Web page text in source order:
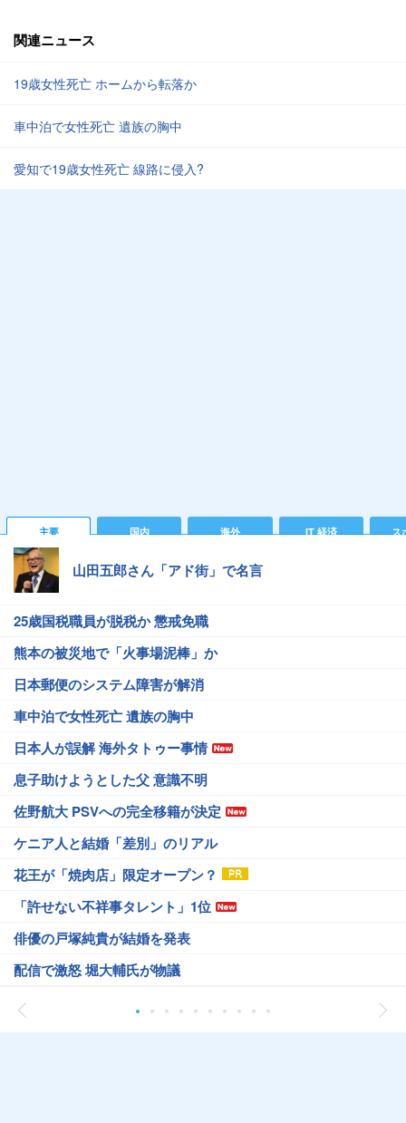
関連ニュース
19歳女性死亡 ホームから転落か
車中泊で女性死亡 遺族の胸中
愛知で19歳女性死亡 線路に侵入?
主要 国内 海外 IT 経済 ス
山田五郎さん「アド街」で名言
25歳国税職員が脱税か 懲戒免職
熊本の被災地で「火事場泥棒」か
日本郵便のシステム障害が解消
車中泊で女性死亡 遺族の胸中
日本人が誤解 海外タトゥー事情
息子助けようとした父 意識不明
佐野航大 PSVへの完全移籍が決定
ケニア人と結婚「差別」のリアル
花王が「焼肉店」限定オープン？
「許せない不祥事タレント」1位
俳優の戸塚純貴が結婚を発表
配信で激怒 堀大輔氏が物議